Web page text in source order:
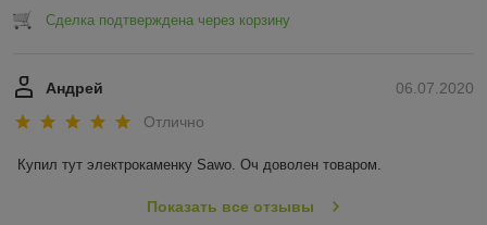
Сделка подтверждена через корзину
06.07.2020
Андрей
Отлично
Купил тут электрокаменку Sawo. Оч доволен товаром.
Показать все отзывы